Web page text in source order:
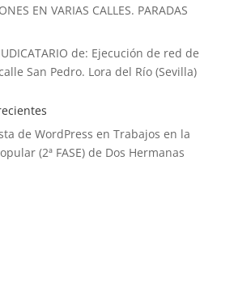
EN VARIAS CALLES. PARADAS
de: Ejecución de red de
San Pedro. Lora del Río (Sevilla)
de WordPress en Trabajos en la
(2ª FASE) de Dos Hermanas